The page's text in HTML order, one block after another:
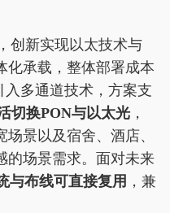
创新实现以太技术与
化承载，整体部署成本
入多通道技术，方案支
切换PON与以太光 ，
景以及宿舍、酒店、
的场景需求。面对未来
与布线可直接复用 ，兼